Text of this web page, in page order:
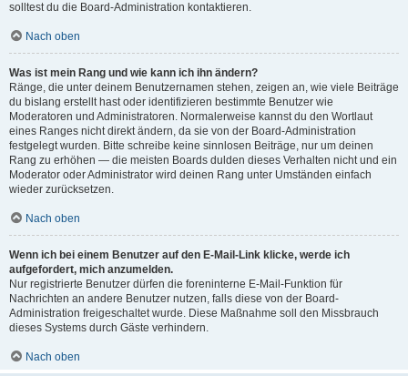
solltest du die Board-Administration kontaktieren.
Nach oben
Was ist mein Rang und wie kann ich ihn ändern?
Ränge, die unter deinem Benutzernamen stehen, zeigen an, wie viele Beiträge
du bislang erstellt hast oder identifizieren bestimmte Benutzer wie
Moderatoren und Administratoren. Normalerweise kannst du den Wortlaut
eines Ranges nicht direkt ändern, da sie von der Board-Administration
festgelegt wurden. Bitte schreibe keine sinnlosen Beiträge, nur um deinen
Rang zu erhöhen — die meisten Boards dulden dieses Verhalten nicht und ein
Moderator oder Administrator wird deinen Rang unter Umständen einfach
wieder zurücksetzen.
Nach oben
Wenn ich bei einem Benutzer auf den E-Mail-Link klicke, werde ich
aufgefordert, mich anzumelden.
Nur registrierte Benutzer dürfen die foreninterne E-Mail-Funktion für
Nachrichten an andere Benutzer nutzen, falls diese von der Board-
Administration freigeschaltet wurde. Diese Maßnahme soll den Missbrauch
dieses Systems durch Gäste verhindern.
Nach oben